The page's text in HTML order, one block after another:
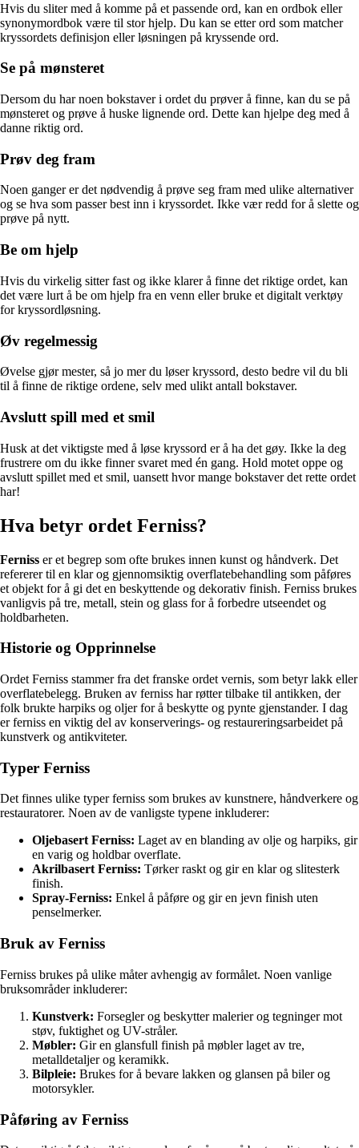
Hvis du sliter med å komme på et passende ord, kan en ordbok eller
synonymordbok være til stor hjelp. Du kan se etter ord som matcher
kryssordets definisjon eller løsningen på kryssende ord.
Se på mønsteret
Dersom du har noen bokstaver i ordet du prøver å finne, kan du se på
mønsteret og prøve å huske lignende ord. Dette kan hjelpe deg med å
danne riktig ord.
Prøv deg fram
Noen ganger er det nødvendig å prøve seg fram med ulike alternativer
og se hva som passer best inn i kryssordet. Ikke vær redd for å slette og
prøve på nytt.
Be om hjelp
Hvis du virkelig sitter fast og ikke klarer å finne det riktige ordet, kan
det være lurt å be om hjelp fra en venn eller bruke et digitalt verktøy
for kryssordløsning.
Øv regelmessig
Øvelse gjør mester, så jo mer du løser kryssord, desto bedre vil du bli
til å finne de riktige ordene, selv med ulikt antall bokstaver.
Avslutt spill med et smil
Husk at det viktigste med å løse kryssord er å ha det gøy. Ikke la deg
frustrere om du ikke finner svaret med én gang. Hold motet oppe og
avslutt spillet med et smil, uansett hvor mange bokstaver det rette ordet
har!
Hva betyr ordet Ferniss?
Ferniss er et begrep som ofte brukes innen kunst og håndverk. Det
refererer til en klar og gjennomsiktig overflatebehandling som påføres
et objekt for å gi det en beskyttende og dekorativ finish. Ferniss brukes
vanligvis på tre, metall, stein og glass for å forbedre utseendet og
holdbarheten.
Historie og Opprinnelse
Ordet Ferniss stammer fra det franske ordet vernis, som betyr lakk eller
overflatebelegg. Bruken av ferniss har røtter tilbake til antikken, der
folk brukte harpiks og oljer for å beskytte og pynte gjenstander. I dag
er ferniss en viktig del av konserverings- og restaureringsarbeidet på
kunstverk og antikviteter.
Typer Ferniss
Det finnes ulike typer ferniss som brukes av kunstnere, håndverkere og
restauratorer. Noen av de vanligste typene inkluderer:
Oljebasert Ferniss: Laget av en blanding av olje og harpiks, gir
en varig og holdbar overflate.
Akrilbasert Ferniss: Tørker raskt og gir en klar og slitesterk
finish.
Spray-Ferniss: Enkel å påføre og gir en jevn finish uten
penselmerker.
Bruk av Ferniss
Ferniss brukes på ulike måter avhengig av formålet. Noen vanlige
bruksområder inkluderer:
Kunstverk: Forsegler og beskytter malerier og tegninger mot
støv, fuktighet og UV-stråler.
Møbler: Gir en glansfull finish på møbler laget av tre,
metalldetaljer og keramikk.
Bilpleie: Brukes for å bevare lakken og glansen på biler og
motorsykler.
Påføring av Ferniss